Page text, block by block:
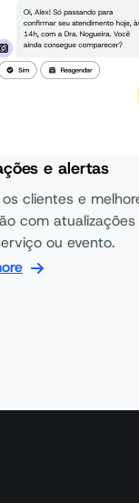
e alertas
clientes e
com
ou evento.